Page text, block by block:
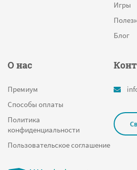
Игры
Блог
О нас
Премиум
Способы оплаты
Политика
конфиденциальности
Пользовательское соглашение